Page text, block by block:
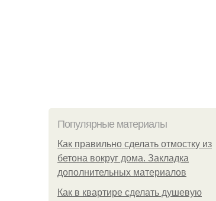
Популярные материалы
Как правильно сделать отмостку из
бетона вокруг дома. Закладка
дополнительных материалов
Как в квартире сделать душевую